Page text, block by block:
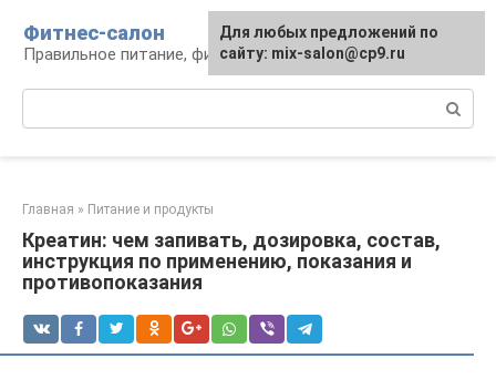
контенту
Фитнес-салон
Правильное питание, фитнес, образ жизни
Главная » Питание и продукты
Креатин: чем запивать, дозировка, состав,
инструкция по применению, показания и
противопоказания
Для любых предложений по
сайту: mix-salon@cp9.ru